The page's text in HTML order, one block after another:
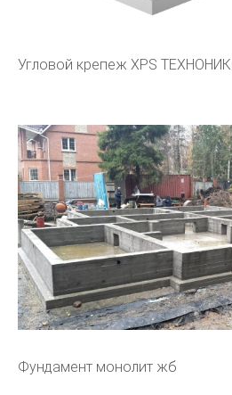
Угловой крепеж XPS
Фундамент монолит жб